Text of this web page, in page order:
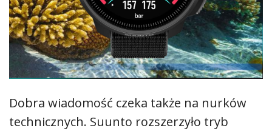
Dobra wiadomość czeka także na nurków
technicznych. Suunto rozszerzyło tryb